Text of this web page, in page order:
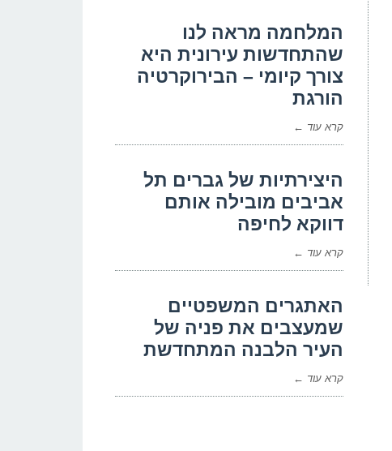
המלחמה מראה לנו
שהתחדשות עירונית היא
צורך קיומי – הבירוקרטיה
הורגת
קרא עוד ←
היצירתיות של גברים תל
אביבים מובילה אותם
דווקא לחיפה
קרא עוד ←
האתגרים המשפטיים
שמעצבים את פניה של
העיר הלבנה המתחדשת
קרא עוד ←